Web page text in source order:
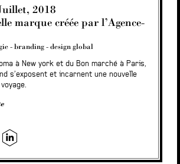
2018
marque créée par l’Agence-
- branding - design global
à New york et du Bon marché à Paris,
s’exposent et incarnent une nouvelle